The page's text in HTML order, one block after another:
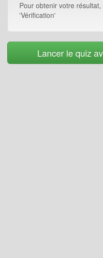
Pour obtenir votre
'Vérification'
Lancer le quiz